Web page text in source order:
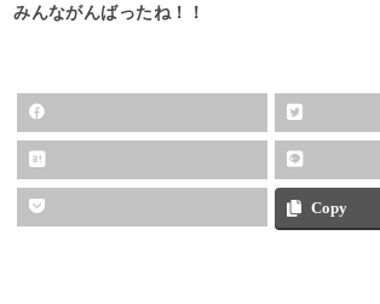
みんながんばったね！！
Copy